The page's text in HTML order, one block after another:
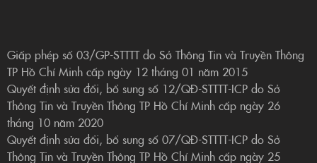
Giấp phép số 03/GP-STTTT do Sở Thông Tin và Truyền Thông
TP Hồ Chí Minh cấp ngày 12 tháng 01 năm 2015
Quyết định sửa đổi, bổ sung số 12/QĐ-STTTT-ICP do Sở
Thông Tin và Truyền Thông TP Hồ Chí Minh cấp ngày 26
tháng 10 năm 2020
Quyết định sửa đổi, bổ sung số 07/QĐ-STTTT-ICP do Sở
Thông Tin và Truyền Thông TP Hồ Chí Minh cấp ngày 25